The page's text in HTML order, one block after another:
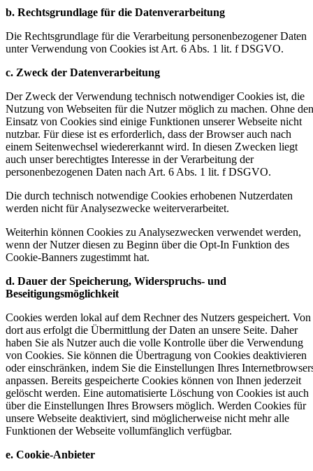
b. Rechtsgrundlage für die Datenverarbeitung
Die Rechtsgrundlage für die Verarbeitung personenbezogener Daten
unter Verwendung von Cookies ist Art. 6 Abs. 1 lit. f DSGVO.
c. Zweck der Datenverarbeitung
Der Zweck der Verwendung technisch notwendiger Cookies ist, die
Nutzung von Webseiten für die Nutzer möglich zu machen. Ohne den
Einsatz von Cookies sind einige Funktionen unserer Webseite nicht
nutzbar. Für diese ist es erforderlich, dass der Browser auch nach
einem Seitenwechsel wiedererkannt wird. In diesen Zwecken liegt
auch unser berechtigtes Interesse in der Verarbeitung der
personenbezogenen Daten nach Art. 6 Abs. 1 lit. f DSGVO.
Die durch technisch notwendige Cookies erhobenen Nutzerdaten
werden nicht für Analysezwecke weiterverarbeitet.
Weiterhin können Cookies zu Analysezwecken verwendet werden,
wenn der Nutzer diesen zu Beginn über die Opt-In Funktion des
Cookie-Banners zugestimmt hat.
d. Dauer der Speicherung, Widerspruchs- und
Beseitigungsmöglichkeit
Cookies werden lokal auf dem Rechner des Nutzers gespeichert. Von
dort aus erfolgt die Übermittlung der Daten an unsere Seite. Daher
haben Sie als Nutzer auch die volle Kontrolle über die Verwendung
von Cookies. Sie können die Übertragung von Cookies deaktivieren
oder einschränken, indem Sie die Einstellungen Ihres
anpassen. Bereits gespeicherte Cookies können von Ihnen jederzeit
gelöscht werden. Eine automatisierte Löschung von Cookies ist auch
über die Einstellungen Ihres Browsers möglich. Werden Cookies für
unsere Webseite deaktiviert, sind möglicherweise nicht mehr alle
Funktionen der Webseite vollumfänglich verfügbar.
e. Cookie-Anbieter